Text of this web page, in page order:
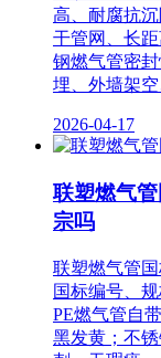
高、耐腐抗
干管网、长
钢燃气管密
埋、外墙架
2026-04-17
联塑燃气
宗吗
联塑燃气管
国标编号、
PE燃气管自
黑发黄；不